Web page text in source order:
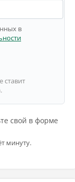
в
ставит
свой в форме
минуту.